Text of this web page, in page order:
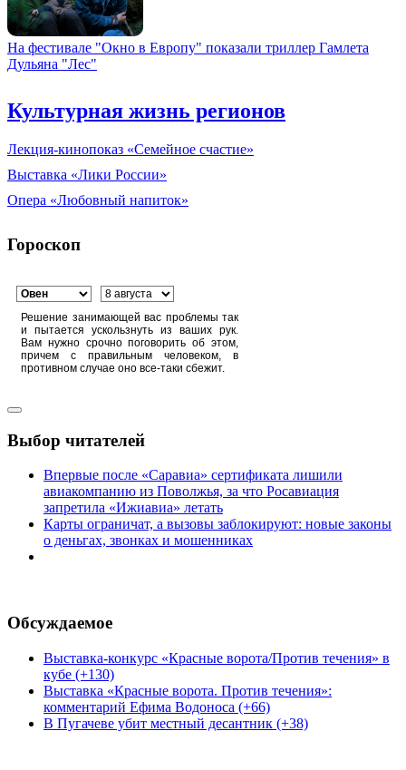
На фестивале "Окно в Европу" показали триллер Гамлета
Дульяна "Лес"
Культурная жизнь регионов
Лекция-кинопоказ «Семейное счастие»
Выставка «Лики России»
Опера «Любовный напиток»
Гороскоп
Решение занимающей вас проблемы так
и пытается ускользнуть из ваших рук.
Вам нужно срочно поговорить об этом,
причем с правильным человеком, в
противном случае оно все-таки сбежит.
Выбор читателей
Впервые после «Саравиа» сертификата лишили
авиакомпанию из Поволжья, за что Росавиация
запретила «Ижиавиа» летать
Карты ограничат, а вызовы заблокируют: новые законы
о деньгах, звонках и мошенниках
Обсуждаемое
Выставка-конкурс «Красные ворота/Против течения» в
кубе (+130)
Выставка «Красные ворота. Против течения»:
комментарий Ефима Водоноса (+66)
В Пугачеве убит местный десантник (+38)